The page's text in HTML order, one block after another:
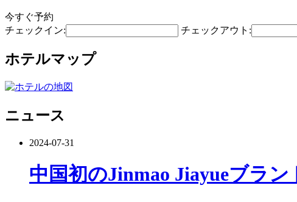
今すぐ予約
チェックイン:
チェックアウト:
ホテルマップ
ニュース
2024-07-31
中国初のJinmao Jiayueブラ